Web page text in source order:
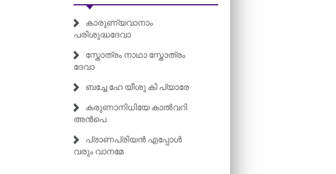
കാരുണ്യവാനാം
പരിശുദ്ധദേവാ
സ്തോത്രം നാഥാ സ്തോത്രം
ദേവാ
ബച്ചേ ഹേ യീശു കി പ്യാരേ
കരുണാനിധിയേ കാൽവറി
അൻപെ
പ്രാണപ്രിയൻ എപ്പോൾ
വരും വാനമേ